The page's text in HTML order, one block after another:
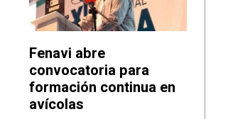
Fenavi abre
convocatoria para
formación continua en
avícolas